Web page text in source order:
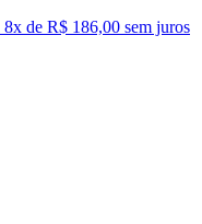
8x de R$ 186,00 sem juros